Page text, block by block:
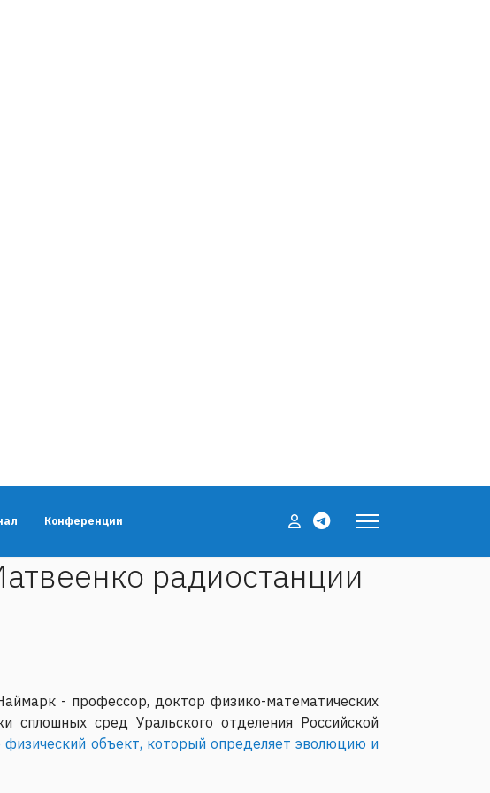
Конференции
радиостанции
- профессор, доктор физико-математических
сплошных сред Уральского отделения Российской
объект, который определяет эволюцию и